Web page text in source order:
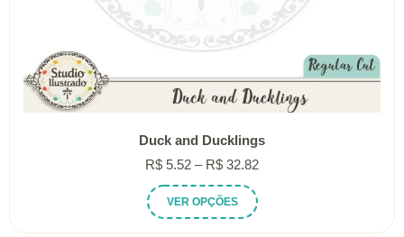
Duck and Ducklings
R$ 5.52 – R$ 32.82Faixa
VER OPÇÕES
produto
tem